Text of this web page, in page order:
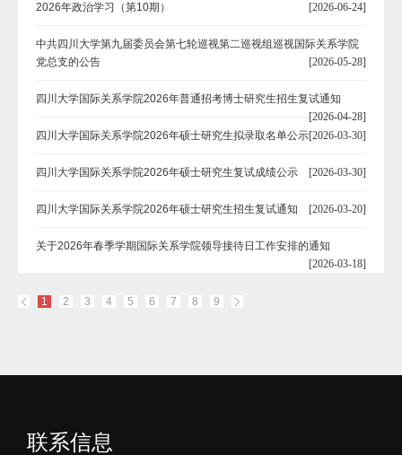
2026年政治学习（第10期） [2026-06-24]
中共四川大学第九届委员会第七轮巡视第二巡视组巡视国际关系学院
党总支的公告
[2026-05-28]
四川大学国际关系学院2026年普通招考博士研究生招生复试通知
[2026-04-28]
四川大学国际关系学院2026年硕士研究生拟录取名单公示[2026-03-30]
四川大学国际关系学院2026年硕士研究生复试成绩公示 [2026-03-30]
四川大学国际关系学院2026年硕士研究生招生复试通知 [2026-03-20]
关于2026年春季学期国际关系学院领导接待日工作安排的通知
[2026-03-18]
1 2 3 4 5 6 7 8 9
联系信息